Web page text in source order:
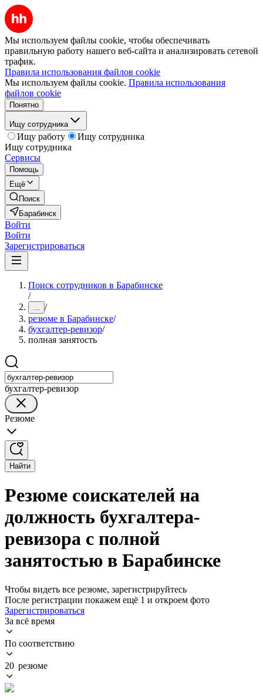
Мы используем файлы cookie, чтобы обеспечивать
правильную работу нашего веб-сайта и анализировать сетевой
трафик.
Правила использования файлов cookie
Мы используем файлы cookie. Правила использования
файлов cookie
Понятно
Ищу сотрудника
Ищу работу
Ищу сотрудника
Ищу сотрудника
Сервисы
Помощь
Ещё
Поиск
Барабинск
Войти
Войти
Зарегистрироваться
Поиск сотрудников в Барабинске
/
... /
резюме в Барабинске/
бухгалтер-ревизор/
полная занятость
бухгалтер-ревизор
Резюме
Найти
Резюме соискателей на
должность бухгалтера-
ревизора с полной
занятостью в Барабинске
Чтобы видеть все резюме, зарегистрируйтесь
После регистрации покажем ещё 1 и откроем фото
Зарегистрироваться
За всё время
По соответствию
20 резюме